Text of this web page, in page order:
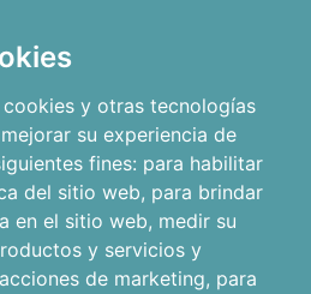
y otras tecnologías
su experiencia de
fines: para habilitar
del sitio web, para brindar
en el sitio web, medir su
y servicios y
de marketing, para